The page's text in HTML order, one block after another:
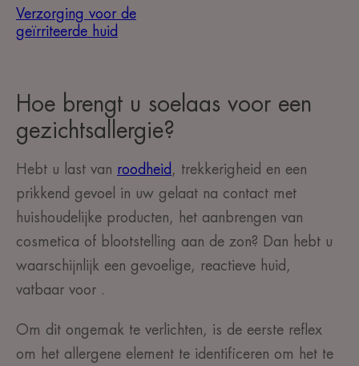
Verzorging voor de
geïrriteerde huid
Hoe brengt u soelaas voor een
gezichtsallergie?
Hebt u last van roodheid , trekkerigheid en een
prikkend gevoel
in uw gelaat na contact met
huishoudelijke producten, het aanbrengen van
cosmetica of blootstelling aan de zon? Dan hebt u
waarschijnlijk een gevoelige, reactieve huid,
vatbaar voor .
Om dit ongemak te verlichten, is de eerste reflex
om het allergene element te identificeren om het te